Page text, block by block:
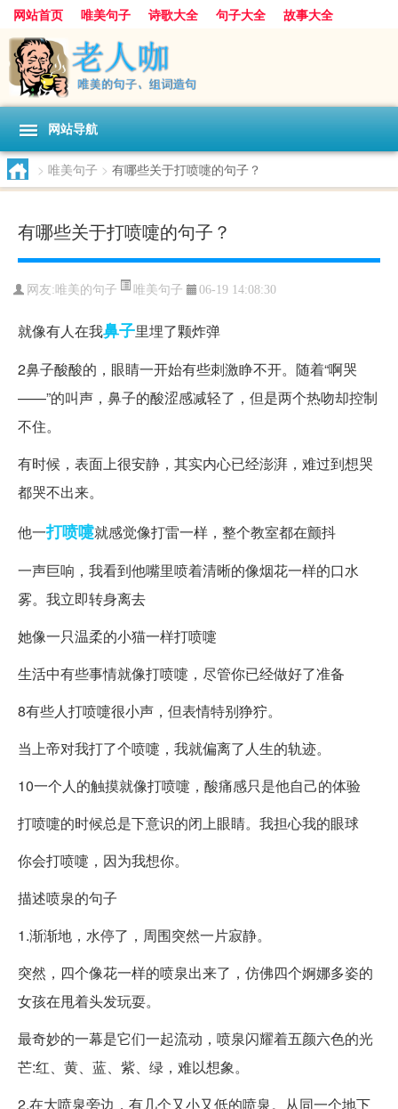
网站首页 唯美句子 诗歌大全 句子大全
故事大全
人生感悟
其他美文 美文欣赏
感人故事
句子分类
网站导航
> 唯美句子 > 有哪些关于打喷嚏的句子？
有哪些关于打喷嚏的句子？
网友: 唯美的句子 唯美句子 06-19 14:08:30
就像有人在我鼻子里埋了颗炸弹
2鼻子酸酸的，眼睛一开始有些刺激睁不开。随着“啊哭
——”的叫声，鼻子的酸涩感减轻了，但是两个热吻却控制
不住。
有时候，表面上很安静，其实内心已经澎湃，难过到想哭
都哭不出来。
他一打喷嚏就感觉像打雷一样，整个教室都在颤抖
一声巨响，我看到他嘴里喷着清晰的像烟花一样的口水
雾。我立即转身离去
她像一只温柔的小猫一样打喷嚏
生活中有些事情就像打喷嚏，尽管你已经做好了准备
8有些人打喷嚏很小声，但表情特别狰狞。
当上帝对我打了个喷嚏，我就偏离了人生的轨迹。
10一个人的触摸就像打喷嚏，酸痛感只是他自己的体验
打喷嚏的时候总是下意识的闭上眼睛。我担心我的眼球
你会打喷嚏，因为我想你。
描述喷泉的句子
1.渐渐地，水停了，周围突然一片寂静。
突然，四个像花一样的喷泉出来了，仿佛四个婀娜多姿的
女孩在甩着头发玩耍。
最奇妙的一幕是它们一起流动，喷泉闪耀着五颜六色的光
芒:红、黄、蓝、紫、绿，难以想象。
2.在大喷泉旁边，有几个又小又低的喷泉。从同一个地下